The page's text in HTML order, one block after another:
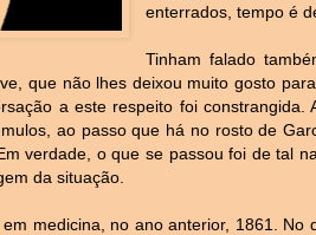
enterrados, tempo é
Tinham falado
que não lhes deixou muito gosto
a este respeito foi constrangida.
ao passo que há no rosto de
verdade, o que se passou foi de tal
da situação.
medicina, no ano anterior, 1861. No